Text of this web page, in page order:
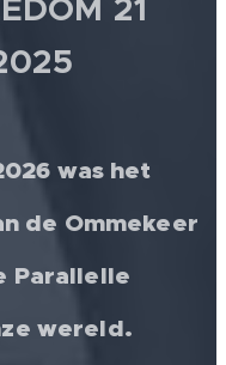
21
💫
was het
de Ommekeer
Parallelle
wereld.